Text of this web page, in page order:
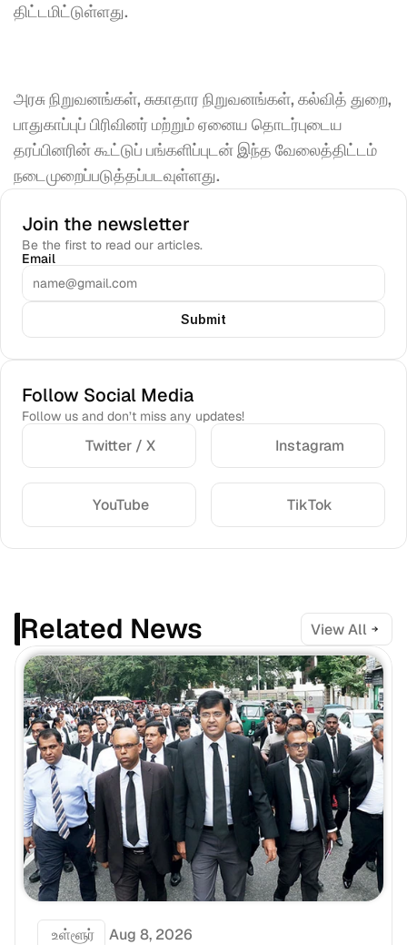
திட்டமிட்டுள்ளது.
அரசு நிறுவனங்கள், சுகாதார நிறுவனங்கள், கல்வித் துறை,
பாதுகாப்புப் பிரிவினர் மற்றும் ஏனைய தொடர்புடைய
தரப்பினரின் கூட்டுப் பங்களிப்புடன் இந்த வேலைத்திட்டம்
நடைமுறைப்படுத்தப்படவுள்ளது.
Join the newsletter
Be the first to read our articles.
Email
Submit
Follow Social Media
Follow us and don’t miss any updates!
Twitter / X Instagram
YouTube TikTok
Related News View All
உள்ளூர் Aug 8, 2026